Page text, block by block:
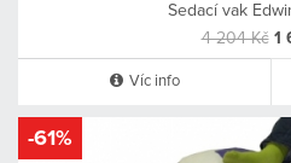
Sedací vak
4 204 Kč 1
Víc info
-61%